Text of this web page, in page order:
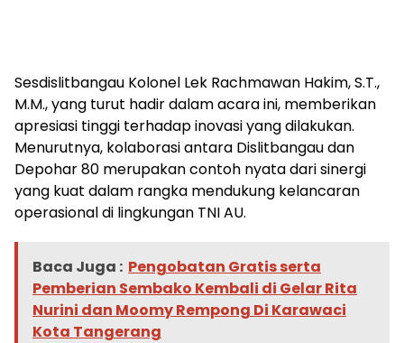
Sesdislitbangau Kolonel Lek Rachmawan Hakim, S.T.,
M.M., yang turut hadir dalam acara ini, memberikan
apresiasi tinggi terhadap inovasi yang dilakukan.
Menurutnya, kolaborasi antara Dislitbangau dan
Depohar 80 merupakan contoh nyata dari sinergi
yang kuat dalam rangka mendukung kelancaran
operasional di lingkungan TNI AU.
Baca Juga : Pengobatan Gratis serta
Pemberian Sembako Kembali di Gelar Rita
Nurini dan Moomy Rempong Di Karawaci
Kota Tangerang